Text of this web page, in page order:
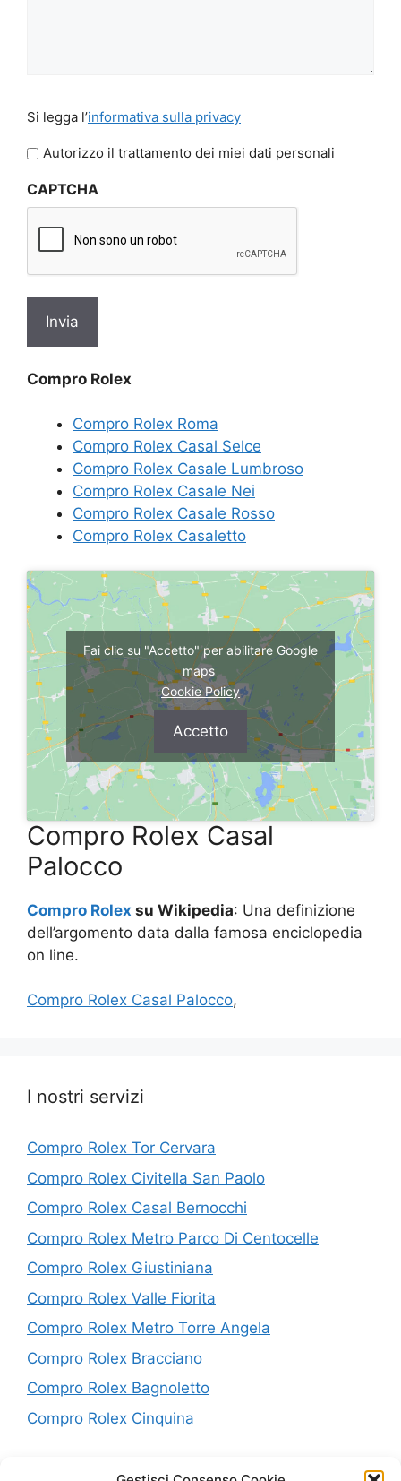
legga
l'informativa
privacy
Si legga l’informativa sulla privacy
Autorizzo il trattamento dei miei dati personali
CAPTCHA
Compro Rolex
Compro Rolex Roma
Compro Rolex Casal Selce
Compro Rolex Casale Lumbroso
Compro Rolex Casale Nei
Compro Rolex Casale Rosso
Compro Rolex Casaletto
Fai clic su "Accetto" per abilitare Google
maps
Cookie Policy
Accetto
Compro Rolex Casal
Palocco
Compro Rolex su Wikipedia: Una definizione
dell’argomento data dalla famosa enciclopedia
on line.
Compro Rolex Casal Palocco,
I nostri servizi
Compro Rolex Tor Cervara
Compro Rolex Civitella San Paolo
Compro Rolex Casal Bernocchi
Compro Rolex Metro Parco Di Centocelle
Compro Rolex Giustiniana
Compro Rolex Valle Fiorita
Compro Rolex Metro Torre Angela
Compro Rolex Bracciano
Compro Rolex Bagnoletto
Compro Rolex Cinquina